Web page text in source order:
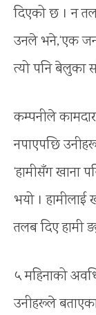
दिएको छ । न
उनले भने,‘एक
त्यो पनि बेलुका
कम्पनीले
नपाएपछि
‘हामीसँग खाना
भयो । हामीलाई
तलब दिए हामी
५ महिनाको
उनीहरूले